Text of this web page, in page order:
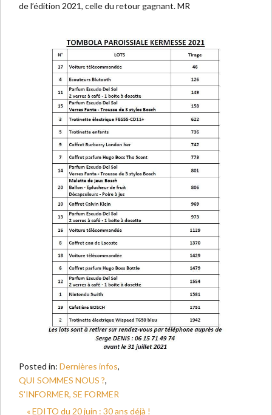
de l’édition 2021, celle du retour gagnant. MR
Posted in: Dernières infos,
QUI SOMMES NOUS ?,
S'INFORMER, SE FORMER
« EDITO du 20 juin : 30 ans déjà !